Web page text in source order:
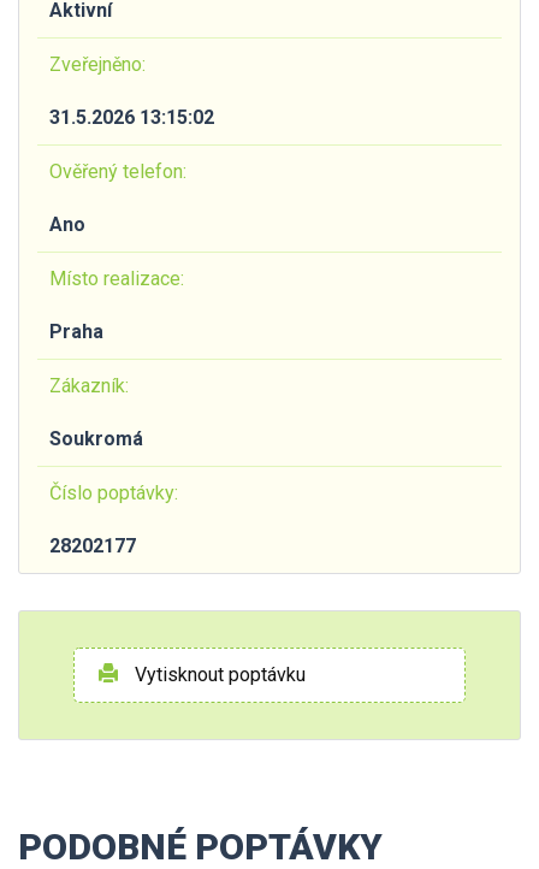
Aktivní
Zveřejněno:
31.5.2026 13:15:02
Ověřený telefon:
Ano
Místo realizace:
Praha
Zákazník:
Soukromá
Číslo poptávky:
28202177
Vytisknout poptávku
PODOBNÉ POPTÁVKY